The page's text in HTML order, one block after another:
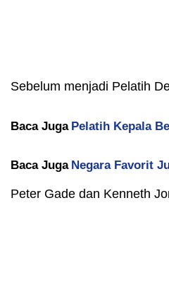
Sebelum menjadi Pelatih
Baca Juga Pelatih Kepala
Baca Juga Negara Favorit
Peter Gade dan Kenneth